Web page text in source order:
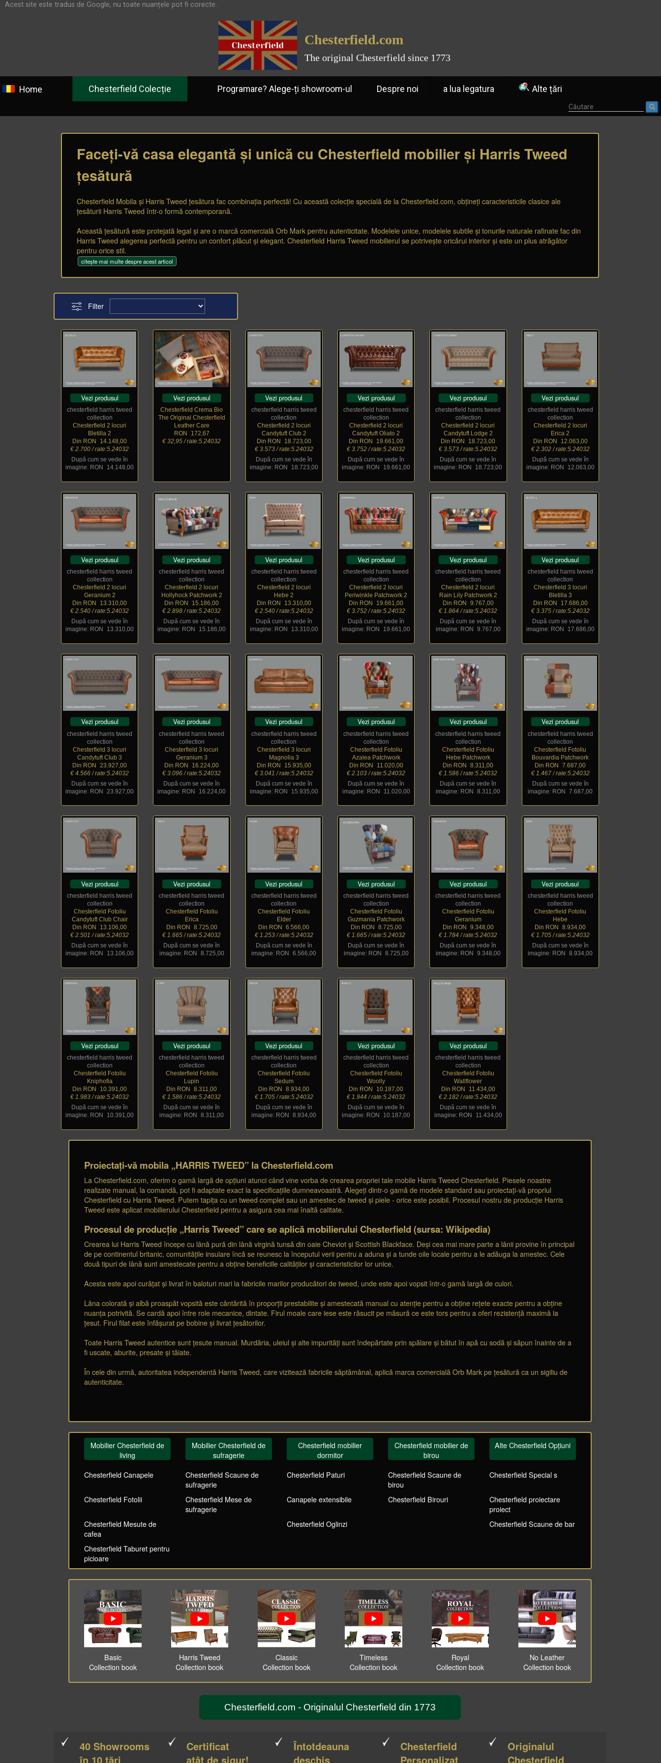
Acest site este tradus de Google, nu toate nuanțele pot fi corecte.
Chesterfield.com
The original Chesterfield since 1773
Home Chesterfield Colecție Programare? Alege-ți showroom-ul Despre noi a lua legatura Alte țări
Faceți-vă casa elegantă și unică cu Chesterfield mobilier și Harris Tweed
țesătură
Chesterfield Mobila și Harris Tweed țesătura fac combinația perfectă! Cu această colecție specială de la Chesterfield.com, obțineți caracteristicile clasice ale
țesăturii Harris Tweed într-o formă contemporană.
Această țesătură este protejată legal și are o marcă comercială Orb Mark pentru autenticitate. Modelele unice, modelele subtile și tonurile naturale rafinate fac din
Harris Tweed alegerea perfectă pentru un confort plăcut și elegant. Chesterfield Harris Tweed mobilierul se potrivește oricărui interior și este un plus atrăgător
pentru orice stil.
Filter
Vezi produsul
chesterfield harris tweed
collection
Chesterfield 2 locuri
Bletilla 2
Din RON
14.148,00
€ 2.700 / rate:5.24032
După cum se vede în
imagine: RON
14.148,00
Vezi produsul
Chesterfield Crema Bio
The Original Chesterfield
Leather Care
RON
172,67
€ 32,95 / rate:5.24032
Vezi produsul
chesterfield harris tweed
collection
Chesterfield 2 locuri
Candytuft Club 2
Din RON
18.723,00
€ 3.573 / rate:5.24032
După cum se vede în
imagine: RON
18.723,00
Vezi produsul
chesterfield harris tweed
collection
Chesterfield 2 locuri
Candytuft Oliato 2
Din RON
19.661,00
€ 3.752 / rate:5.24032
După cum se vede în
imagine: RON
19.661,00
Vezi produsul
chesterfield harris tweed
collection
Chesterfield 2 locuri
Candytuft Lodge 2
Din RON
18.723,00
€ 3.573 / rate:5.24032
După cum se vede în
imagine: RON
18.723,00
Vezi produsul
chesterfield harris tweed
collection
Chesterfield 2 locuri
Erica 2
Din RON
12.063,00
€ 2.302 / rate:5.24032
După cum se vede în
imagine: RON
12.063,00
Vezi produsul
chesterfield harris tweed
collection
Chesterfield 2 locuri
Geranium 2
Din RON
13.310,00
€ 2.540 / rate:5.24032
După cum se vede în
imagine: RON
13.310,00
Vezi produsul
chesterfield harris tweed
collection
Chesterfield 2 locuri
Hollyhock Patchwork 2
Din RON
15.186,00
€ 2.898 / rate:5.24032
După cum se vede în
imagine: RON
15.186,00
Vezi produsul
chesterfield harris tweed
collection
Chesterfield 2 locuri
Hebe 2
Din RON
13.310,00
€ 2.540 / rate:5.24032
După cum se vede în
imagine: RON
13.310,00
Vezi produsul
chesterfield harris tweed
collection
Chesterfield 2 locuri
Periwinkle Patchwork 2
Din RON
19.661,00
€ 3.752 / rate:5.24032
După cum se vede în
imagine: RON
19.661,00
Vezi produsul
chesterfield harris tweed
collection
Chesterfield 2 locuri
Rain Lily Patchwork 2
Din RON
9.767,00
€ 1.864 / rate:5.24032
După cum se vede în
imagine: RON
9.767,00
Vezi produsul
chesterfield harris tweed
collection
Chesterfield 3 locuri
Bletilla 3
Din RON
17.686,00
€ 3.375 / rate:5.24032
După cum se vede în
imagine: RON
17.686,00
Vezi produsul
chesterfield harris tweed
collection
Chesterfield 3 locuri
Candytuft Club 3
Din RON
_23.927,00
€ 4.566 / rate:5.24032
După cum se vede în
imagine: RON
23.927,00
Vezi produsul
chesterfield harris tweed
collection
Chesterfield 3 locuri
Geranium 3
Din RON
16.224,00
€ 3.096 / rate:5.24032
După cum se vede în
imagine: RON
16.224,00
Vezi produsul
chesterfield harris tweed
collection
Chesterfield 3 locuri
Magnolia 3
Din RON
15.935,00
€ 3.041 / rate:5.24032
După cum se vede în
imagine: RON
15.935,00
Vezi produsul
chesterfield harris tweed
collection
Chesterfield Fotoliu
Azalea Patchwork
Din RON
11.020,00
€ 2.103 / rate:5.24032
După cum se vede în
imagine: RON
11.020,00
Vezi produsul
chesterfield harris tweed
collection
Chesterfield Fotoliu
Hebe Patchwork
Din RON
_8.311,00
€ 1.586 / rate:5.24032
După cum se vede în
imagine: RON
_8.311,00
Vezi produsul
chesterfield harris tweed
collection
Chesterfield Fotoliu
Bouvardia Patchwork
Din RON
_7.687,00
€ 1.467 / rate:5.24032
După cum se vede în
imagine: RON
_7.687,00
Vezi produsul
chesterfield harris tweed
collection
Chesterfield Fotoliu
Candytuft Club Chair
Din RON
13.106,00
€ 2.501 / rate:5.24032
După cum se vede în
imagine: RON
13.106,00
Vezi produsul
chesterfield harris tweed
collection
Chesterfield Fotoliu
Erica
Din RON
8.725,00
€ 1.665 / rate:5.24032
După cum se vede în
imagine: RON
8.725,00
Vezi produsul
chesterfield harris tweed
collection
Chesterfield Fotoliu
Elder
Din RON
_6.566,00
€ 1.253 / rate:5.24032
După cum se vede în
imagine: RON
_6.566,00
Vezi produsul
chesterfield harris tweed
collection
Chesterfield Fotoliu
Guzmania Patchwork
Din RON
8.725,00
€ 1.665 / rate:5.24032
După cum se vede în
imagine: RON
8.725,00
Vezi produsul
chesterfield harris tweed
collection
Chesterfield Fotoliu
Geranium
Din RON
9.348,00
€ 1.784 / rate:5.24032
După cum se vede în
imagine: RON
9.348,00
Vezi produsul
chesterfield harris tweed
collection
Chesterfield Fotoliu
Hebe
Din RON
_8.934,00
€ 1.705 / rate:5.24032
După cum se vede în
imagine: RON
_8.934,00
Vezi produsul
chesterfield harris tweed
collection
Chesterfield Fotoliu
Kniphofia
Din RON
10.391,00
€ 1.983 / rate:5.24032
După cum se vede în
imagine: RON
10.391,00
Vezi produsul
chesterfield harris tweed
collection
Chesterfield Fotoliu
Lupin
Din RON
_8.311,00
€ 1.586 / rate:5.24032
După cum se vede în
imagine: RON
_8.311,00
Vezi produsul
chesterfield harris tweed
collection
Chesterfield Fotoliu
Sedum
Din RON
_8.934,00
€ 1.705 / rate:5.24032
După cum se vede în
imagine: RON
_8.934,00
Vezi produsul
chesterfield harris tweed
collection
Chesterfield Fotoliu
Woolly
Din RON
10.187,00
€ 1.944 / rate:5.24032
După cum se vede în
imagine: RON
10.187,00
Vezi produsul
chesterfield harris tweed
collection
Chesterfield Fotoliu
Wallflower
Din RON
11.434,00
€ 2.182 / rate:5.24032
După cum se vede în
imagine: RON
11.434,00
Proiectați-vă mobila „HARRIS TWEED” la Chesterfield.com
La Chesterfield.com, oferim o gamă largă de opțiuni atunci când vine vorba de crearea propriei tale mobile Harris Tweed Chesterfield. Piesele noastre
realizate manual, la comandă, pot fi adaptate exact la specificațiile dumneavoastră. Alegeți dintr-o gamă de modele standard sau proiectați-vă propriul
Chesterfield cu Harris Tweed. Putem tapița cu un tweed complet sau un amestec de tweed și piele - orice este posibil. Procesul nostru de producție Harris
Tweed este aplicat mobilierului Chesterfield pentru a asigura cea mai înaltă calitate.
Procesul de producție „Harris Tweed” care se aplică mobilierului Chesterfield (sursa: Wikipedia)
Crearea lui Harris Tweed începe cu lână pură din lână virgină tunsă din oaie Cheviot și Scottish Blackface. Deși cea mai mare parte a lânii provine în principal
de pe continentul britanic, comunitățile insulare încă se reunesc la începutul verii pentru a aduna și a tunde oile locale pentru a le adăuga la amestec. Cele
două tipuri de lână sunt amestecate pentru a obține beneficiile calităților și caracteristicilor lor unice.
Acesta este apoi curățat și livrat în baloturi mari la fabricile marilor producători de tweed, unde este apoi vopsit într-o gamă largă de culori.
Lâna colorată și albă proaspăt vopsită este cântărită în proporții prestabilite și amestecată manual cu atenție pentru a obține rețete exacte pentru a obține
nuanța potrivită. Se cardă apoi între role mecanice, dintate. Firul moale care iese este răsucit pe măsură ce este tors pentru a oferi rezistență maximă la
țesut. Firul filat este înfășurat pe bobine și livrat țesătorilor.
Toate Harris Tweed autentice sunt țesute manual. Murdăria, uleiul și alte impurități sunt îndepărtate prin spălare și bătut în apă cu sodă și săpun înainte de a
fi uscate, aburite, presate și tăiate.
În cele din urmă, autoritatea independentă Harris Tweed, care vizitează fabricile săptămânal, aplică marca comercială Orb Mark pe țesătură ca un sigiliu de
autenticitate.
Mobilier Chesterfield de
living
Chesterfield Canapele
Chesterfield Fotolii
Chesterfield Mesute de
cafea
Chesterfield Taburet pentru
picioare
Mobilier Chesterfield de
sufragerie
Chesterfield Scaune de
sufragerie
Chesterfield Mese de
sufragerie
Chesterfield mobilier
dormitor
Chesterfield Paturi
Canapele extensibile
Chesterfield Oglinzi
Chesterfield mobilier de
birou
Chesterfield Scaune de
birou
Chesterfield Birouri
Alte Chesterfield Opțiuni
Chesterfield Special s
Chesterfield proiectare
proiect
Chesterfield Scaune de bar
Basic
Collection book
Harris Tweed
Collection book
Classic
Collection book
Timeless
Collection book
Royal
Collection book
No Leather
Collection book
Chesterfield.com - Originalul Chesterfield din 1773
40 Showrooms
în 10 țări
Certificat
atât de sigur!
Întotdeauna
deschis
Chesterfield
Personalizat
Originalul
Chesterfield